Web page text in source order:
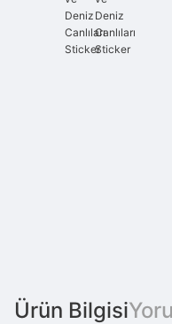
Ürün Bilgisi